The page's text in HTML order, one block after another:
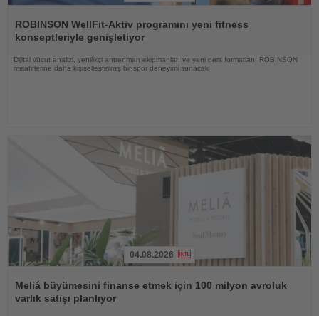
Oku
ROBINSON WellFit-Aktiv programını yeni fitness
konseptleriyle genişletiyor
Dijital vücut analizi, yenilikçi antrenman ekipmanları ve yeni ders formatları, ROBINSON
misafirlerine daha kişiselleştirilmiş bir spor deneyimi sunacak
Oku
04.08.2026
Meliá büyümesini finanse etmek için 100 milyon avroluk
varlık satışı planlıyor